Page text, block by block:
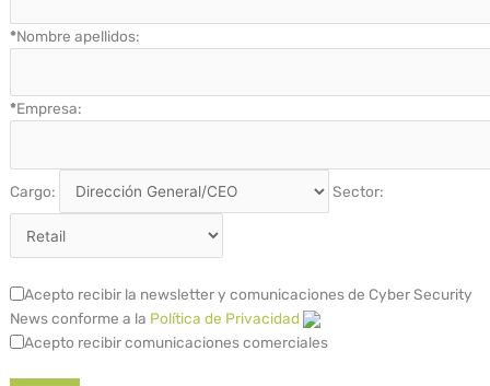
*Nombre apellidos:
*Empresa:
Cargo: Sector:
Acepto recibir la newsletter y comunicaciones de Cyber Security
News conforme a la Política de Privacidad
Acepto recibir comunicaciones comerciales